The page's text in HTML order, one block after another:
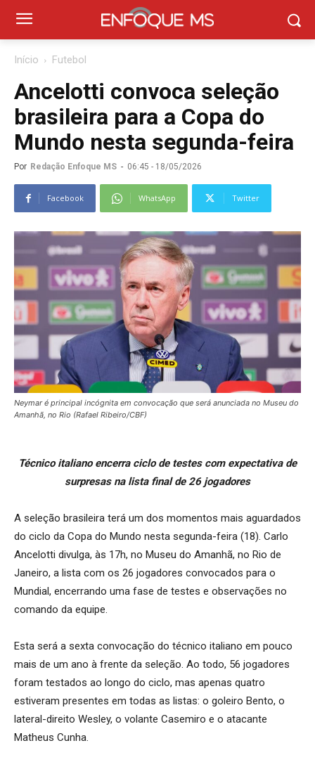
Início Futebol
Ancelotti convoca seleção
brasileira para a Copa do
Mundo nesta segunda-feira
Por Redação Enfoque MS - 06:45 - 18/05/2026
Facebook WhatsApp Twitter
Neymar é principal incógnita em convocação que será anunciada no Museu do
Amanhã, no Rio (Rafael Ribeiro/CBF)
Técnico italiano encerra ciclo de testes com expectativa de
surpresas na lista final de 26 jogadores
A seleção brasileira terá um dos momentos mais aguardados
do ciclo da Copa do Mundo nesta segunda-feira (18). Carlo
Ancelotti divulga, às 17h, no Museu do Amanhã, no Rio de
Janeiro, a lista com os 26 jogadores convocados para o
Mundial, encerrando uma fase de testes e observações no
comando da equipe.
Esta será a sexta convocação do técnico italiano em pouco
mais de um ano à frente da seleção. Ao todo, 56 jogadores
foram testados ao longo do ciclo, mas apenas quatro
estiveram presentes em todas as listas: o goleiro Bento, o
lateral-direito Wesley, o volante Casemiro e o atacante
Matheus Cunha.